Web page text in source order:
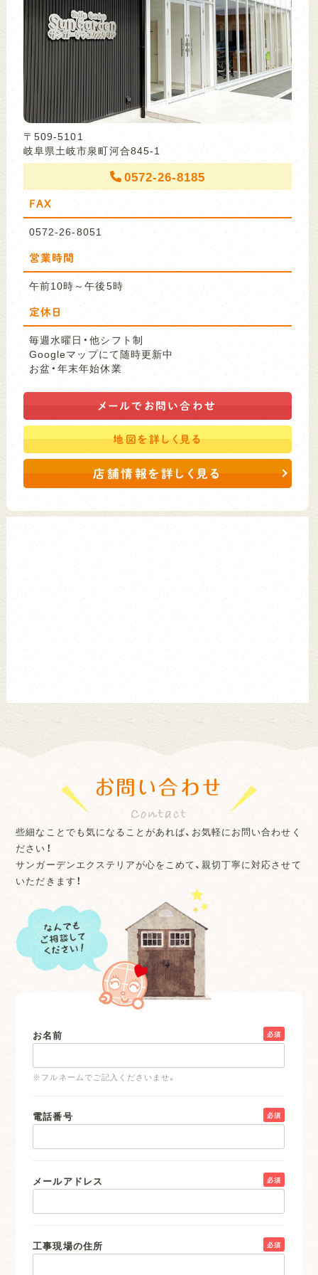
〒509-5101
岐阜県土岐市泉町河合845-1
0572-26-8185
FAX
0572-26-8051
営業時間
午前10時～午後5時
定休日
毎週水曜日・他シフト制
Googleマップにて随時更新中
お盆・年末年始休業
メールで お問い合わせ
地図を詳しく見る
店舗情報を詳しく見る
お問い合わせ
些細なことでも気になることがあれば、お気軽にお問い合わせく
ださい！
サンガーデンエクステリアが心をこめて、親切丁寧に対応させて
いただきます！
お名前 必須
※フルネームでご記入くださいませ。
電話番号 必須
メールアドレス 必須
工事現場の住所 必須